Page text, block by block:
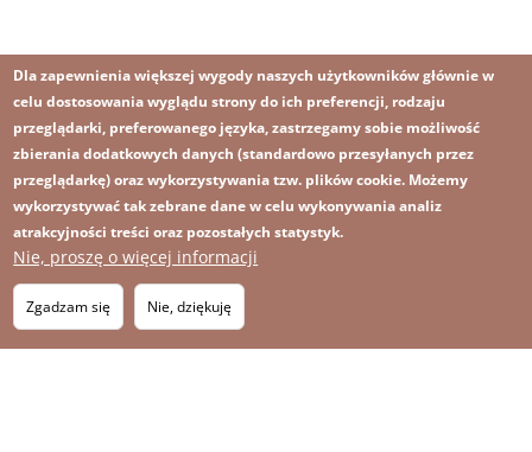
Footer
menu
Zapisz się na newsletter
Obraz
MAPA STRONY
OBRAZ
Dla zapewnienia większej wygody naszych użytkowników głównie w
celu dostosowania wyglądu strony do ich preferencji, rodzaju
przeglądarki, preferowanego języka, zastrzegamy sobie możliwość
zbierania dodatkowych danych (standardowo przesyłanych przez
przeglądarkę) oraz wykorzystywania tzw. plików cookie. Możemy
wykorzystywać tak zebrane dane w celu wykonywania analiz
atrakcyjności treści oraz pozostałych statystyk.
Nie, proszę o więcej informacji
Zgadzam się Nie, dziękuję